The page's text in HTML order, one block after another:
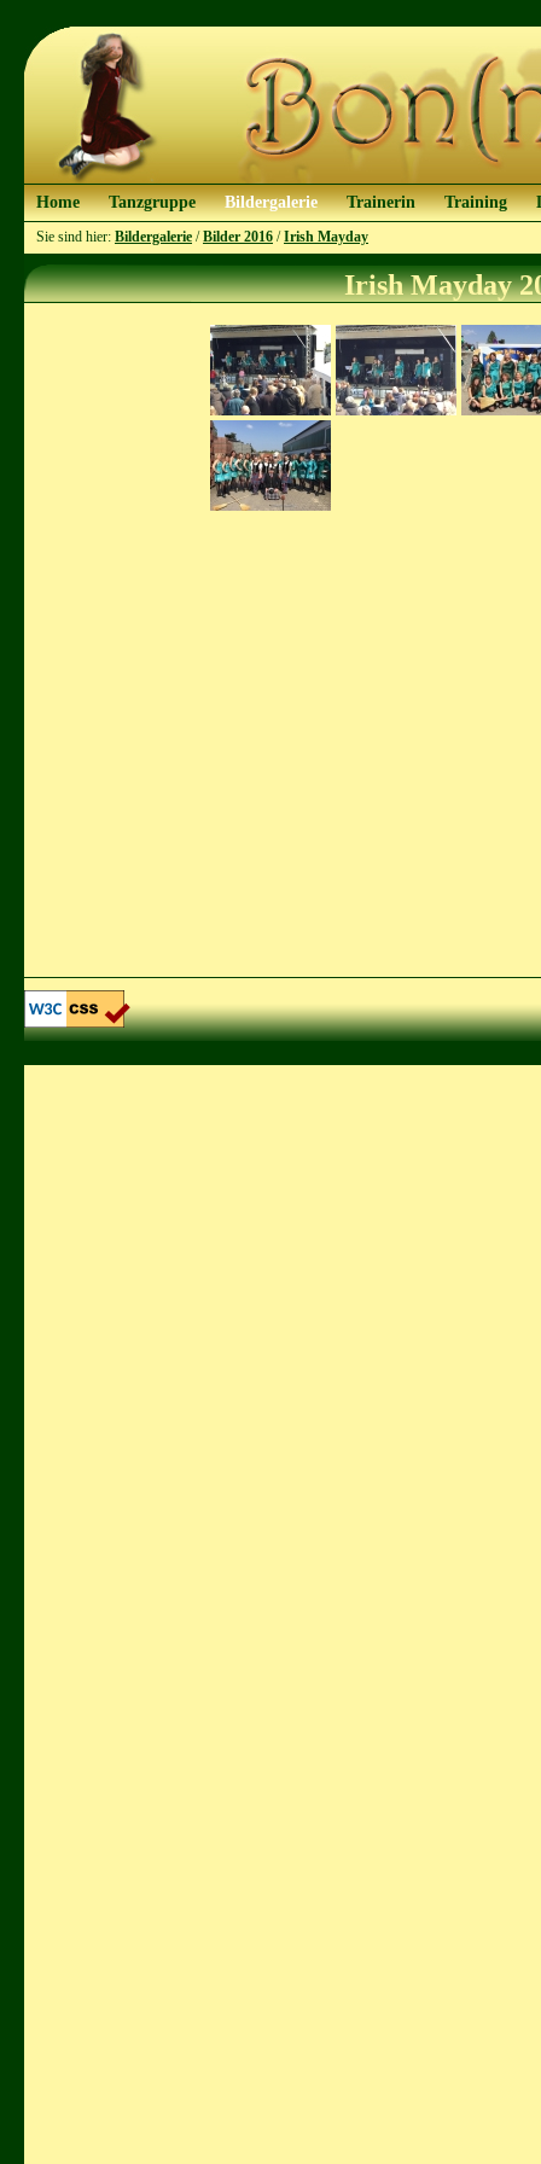
Home Tanzgruppe Bildergalerie Trainerin Training
Sie sind hier: Bildergalerie /Bilder 2016 /Irish Mayday
Irish Mayday